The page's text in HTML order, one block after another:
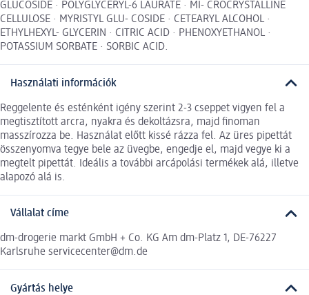
GLUCOSIDE · POLYGLYCERYL-6 LAURATE · MI- CROCRYSTALLINE
CELLULOSE · MYRISTYL GLU- COSIDE · CETEARYL ALCOHOL ·
ETHYLHEXYL- GLYCERIN · CITRIC ACID · PHENOXYETHANOL ·
POTASSIUM SORBATE · SORBIC ACID.
Használati információk
Reggelente és esténként igény szerint 2-3 cseppet vigyen fel a
megtisztított arcra, nyakra és dekoltázsra, majd finoman
masszírozza be. Használat előtt kissé rázza fel. Az üres pipettát
összenyomva tegye bele az üvegbe, engedje el, majd vegye ki a
megtelt pipettát. Ideális a további arcápolási termékek alá, illetve
alapozó alá is.
Vállalat címe
dm-drogerie markt GmbH + Co. KG Am dm-Platz 1, DE-76227
Karlsruhe servicecenter@dm.de
Gyártás helye